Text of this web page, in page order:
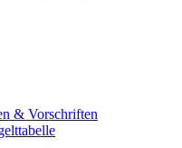
& Vorschriften